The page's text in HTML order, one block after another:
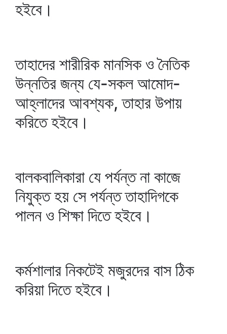
হইবে।
তাহাদের শারীরিক মানসিক ও নৈতিক
উন্নতির জন্য যে-সকল আমোদ-
আহ্লাদের আবশ্যক, তাহার উপায়
করিতে হইবে।
বালকবালিকারা যে পর্যন্ত না কাজে
নিযুক্ত হয় সে পর্যন্ত তাহাদিগকে
পালন ও শিক্ষা দিতে হইবে।
কর্মশালার নিকটেই মজুরদের বাস ঠিক
করিয়া দিতে হইবে।